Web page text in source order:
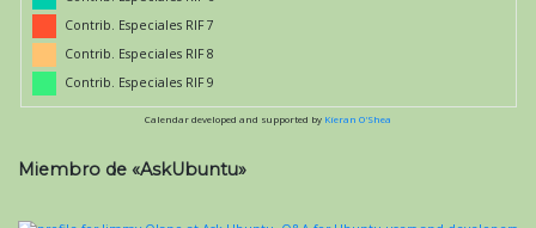
Contrib. Especiales RIF 7
Contrib. Especiales RIF 8
Contrib. Especiales RIF 9
Calendar developed and supported by Kieran O'Shea
Miembro de «AskUbuntu»